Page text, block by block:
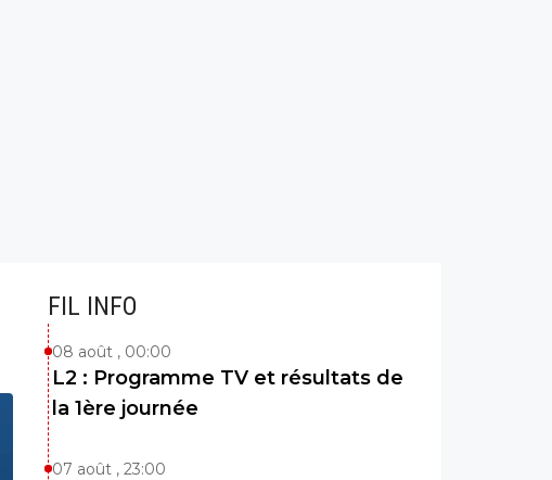
FIL INFO
08 août , 00:00
L2 : Programme TV et résultats de
la 1ère journée
07 août , 23:00